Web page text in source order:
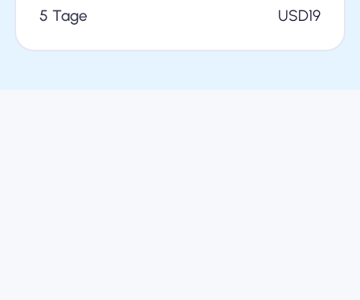
5 Tage
USD19